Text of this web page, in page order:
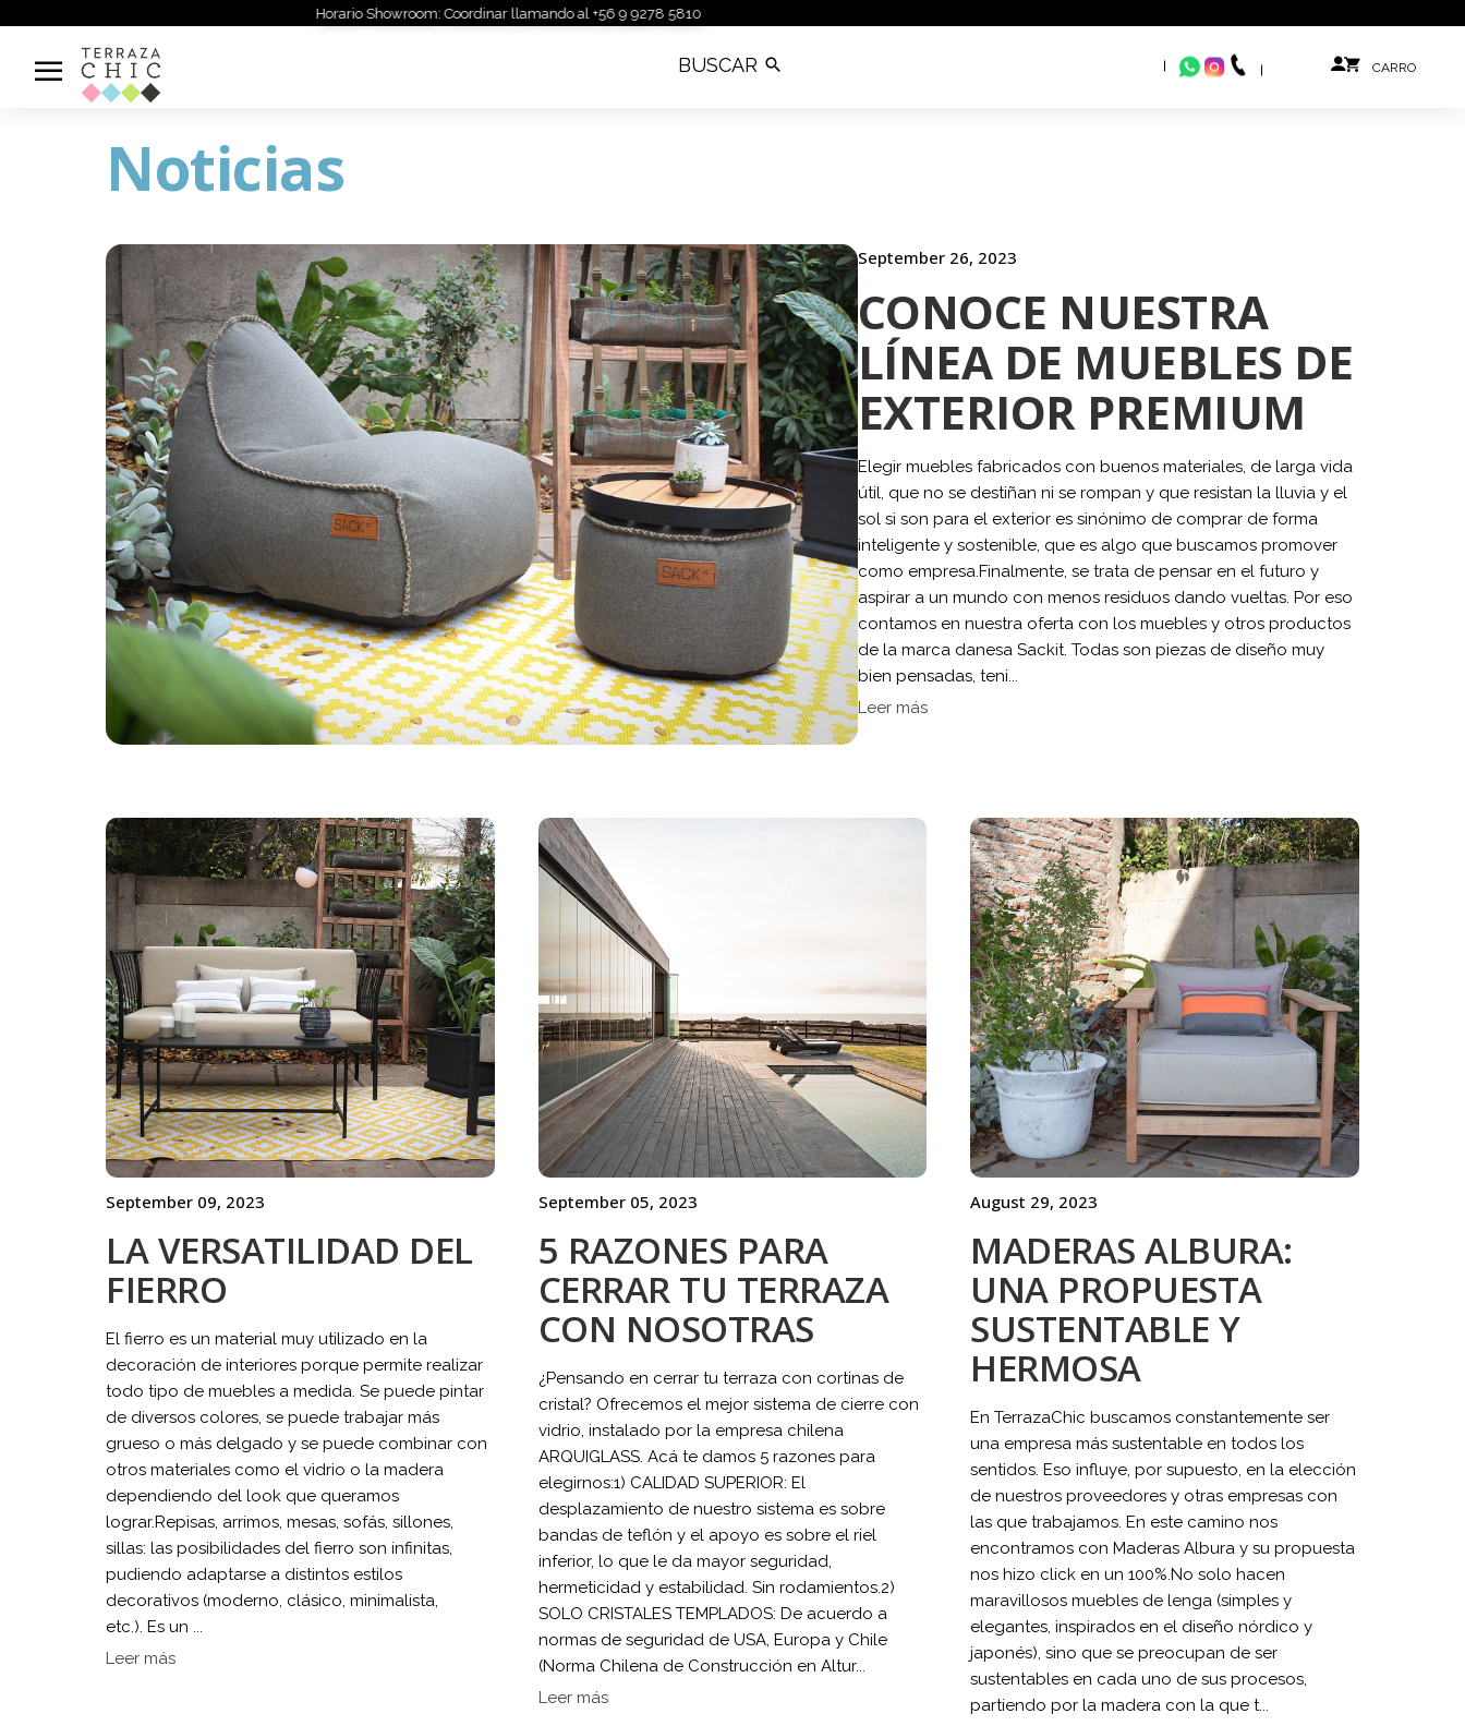
Horario Showroom: Coordinar llamando al +56 9 9278 5810
Noticias
September 26, 2023
CONOCE NUESTRA
LÍNEA DE MUEBLES DE
EXTERIOR PREMIUM
Elegir muebles fabricados con buenos materiales, de larga vida
útil, que no se destiñan ni se rompan y que resistan la lluvia y el
sol si son para el exterior es sinónimo de comprar de forma
inteligente y sostenible, que es algo que buscamos promover
como empresa.Finalmente, se trata de pensar en el futuro y
aspirar a un mundo con menos residuos dando vueltas. Por eso
contamos en nuestra oferta con los muebles y otros productos
de la marca danesa Sackit. Todas son piezas de diseño muy
bien pensadas, teni...
Leer más
September 09, 2023
LA VERSATILIDAD DEL
FIERRO
El fierro es un material muy utilizado en la
decoración de interiores porque permite realizar
todo tipo de muebles a medida. Se puede pintar
de diversos colores, se puede trabajar más
grueso o más delgado y se puede combinar con
otros materiales como el vidrio o la madera
dependiendo del look que queramos
lograr.Repisas, arrimos, mesas, sofás, sillones,
sillas: las posibilidades del fierro son infinitas,
pudiendo adaptarse a distintos estilos
decorativos (moderno, clásico, minimalista,
etc.). Es un ...
Leer más
September 05, 2023
5 RAZONES PARA
CERRAR TU TERRAZA
CON NOSOTRAS
¿Pensando en cerrar tu terraza con cortinas de
cristal? Ofrecemos el mejor sistema de cierre con
vidrio, instalado por la empresa chilena
ARQUIGLASS. Acá te damos 5 razones para
elegirnos:1) CALIDAD SUPERIOR: El
desplazamiento de nuestro sistema es sobre
bandas de teflón y el apoyo es sobre el riel
inferior, lo que le da mayor seguridad,
hermeticidad y estabilidad. Sin rodamientos.⁠2)
SOLO CRISTALES TEMPLADOS: De acuerdo a
normas de seguridad de USA, Europa y Chile
(Norma Chilena de Construcción en Altur...
Leer más
August 29, 2023
MADERAS ALBURA:
UNA PROPUESTA
SUSTENTABLE Y
HERMOSA
En TerrazaChic buscamos constantemente ser
una empresa más sustentable en todos los
sentidos. Eso influye, por supuesto, en la elección
de nuestros proveedores y otras empresas con
las que trabajamos. En este camino nos
encontramos con Maderas Albura y su propuesta
nos hizo click en un 100%.No solo hacen
maravillosos muebles de lenga (simples y
elegantes, inspirados en el diseño nórdico y
japonés), sino que se preocupan de ser
sustentables en cada uno de sus procesos,
partiendo por la madera con la que t...